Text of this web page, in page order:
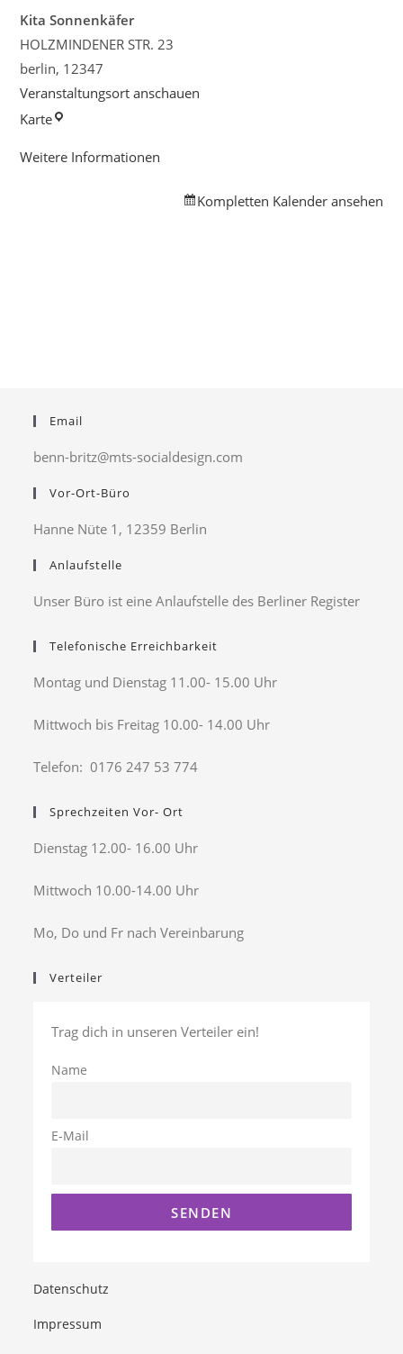
Kita Sonnenkäfer
HOLZMINDENER STR. 23
berlin, 12347
Veranstaltungsort anschauen
KarteKita
Weitere Informationen
Kompletten Kalender ansehen
Email
benn-britz@mts-socialdesign.com
Vor-Ort-Büro
Hanne Nüte 1, 12359 Berlin
Anlaufstelle
Unser Büro ist eine Anlaufstelle des Berliner Register
Telefonische Erreichbarkeit
Montag und Dienstag 11.00- 15.00 Uhr
Mittwoch bis Freitag 10.00- 14.00 Uhr
Telefon: 0176 247 53 774
Sprechzeiten Vor- Ort
Dienstag 12.00- 16.00 Uhr
Mittwoch 10.00-14.00 Uhr
Mo, Do und Fr nach Vereinbarung
Verteiler
Trag dich in unseren Verteiler ein!
Name
E-Mail
Datenschutz
Impressum